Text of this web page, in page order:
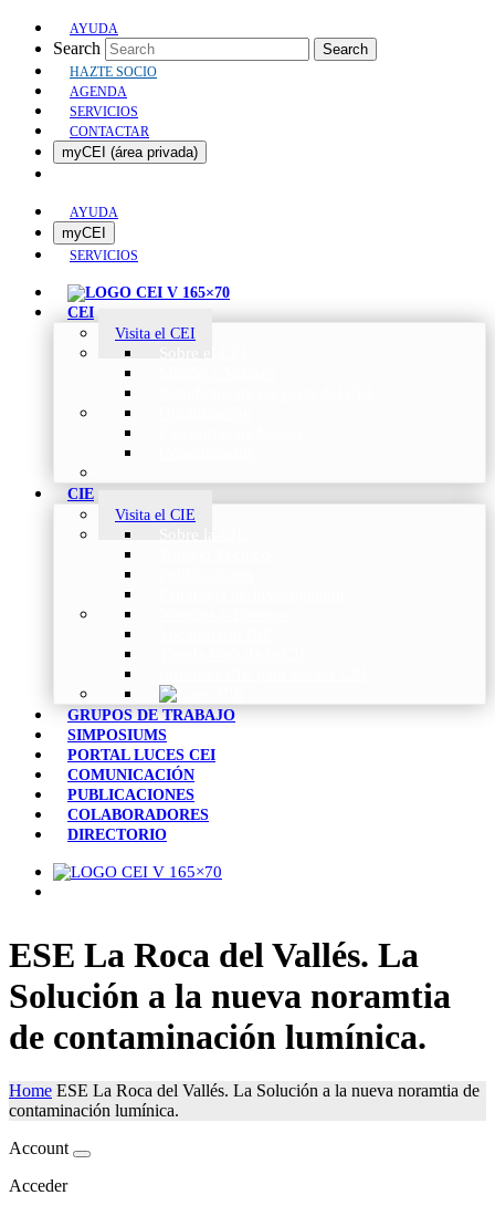
AYUDA
Search Search
HAZTE SOCIO
AGENDA
SERVICIOS
CONTACTAR
myCEI (área privada)
AYUDA
myCEI
SERVICIOS
CEI
Visita el CEI
CIE
Visita el CIE
GRUPOS DE TRABAJO
SIMPOSIUMS
PORTAL LUCES CEI
COMUNICACIÓN
PUBLICACIONES
COLABORADORES
DIRECTORIO
ESE La Roca del Vallés. La
Solución a la nueva noramtia
de contaminación lumínica.
Home ESE La Roca del Vallés. La Solución a la nueva noramtia de
contaminación lumínica.
Account
Acceder